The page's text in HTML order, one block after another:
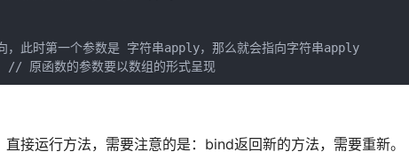
时第一个参数是 字符串apply，那么就会指向字符串apply
接运行方法，需要注意的是：bind返回新的方法，需要重新。